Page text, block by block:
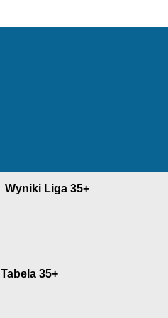
Wyniki Liga 35+
Tabela 35+